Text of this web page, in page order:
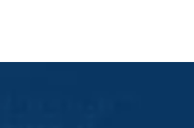
der Auswahl des